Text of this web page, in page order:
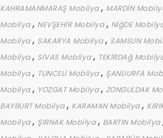
KAHRAMANMARAŞ Mobilya, MARDİN
Mobilya, NEVŞEHİR Mobilya, NİğDE
Mobilya, SAKARYA Mobilya, SAMSUN
Mobilya, SİVAS Mobilya, TEKİRDAğ
Mobilya, TUNCELİ Mobilya, ŞANLIURFA
Mobilya, YOZGAT Mobilya, ZONGULDAK
BAYBURT Mobilya, KARAMAN Mobilya,
Mobilya, ŞIRNAK Mobilya, BARTIN Mobilya